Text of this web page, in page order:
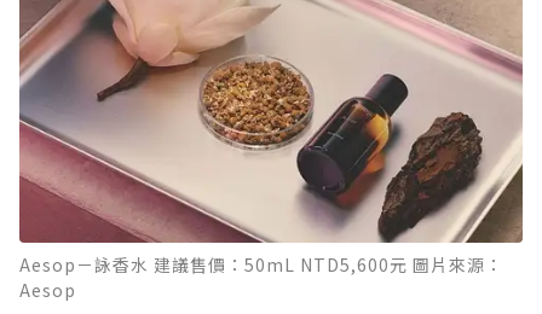
Aesop－詠香水 建議售價：50mL NTD5,600元 圖片來源：
Aesop